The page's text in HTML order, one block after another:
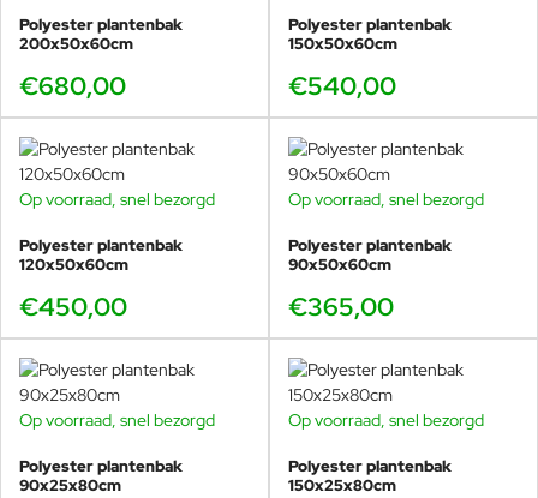
Polyester plantenbak
200x50x60cm
€680,00
Polyester plantenbak
150x50x60cm
€540,00
Op voorraad, snel bezorgd
Polyester plantenbak
120x50x60cm
€450,00
Op voorraad, snel bezorgd
Polyester plantenbak
90x50x60cm
€365,00
Op voorraad, snel bezorgd
Polyester plantenbak
90x25x80cm
Op voorraad, snel bezorgd
Polyester plantenbak
150x25x80cm